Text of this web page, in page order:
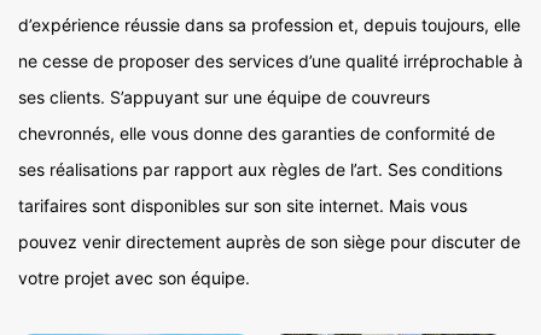
d’expérience réussie dans sa profession et, depuis toujours, elle
ne cesse de proposer des services d’une qualité irréprochable à
ses clients. S’appuyant sur une équipe de couvreurs
chevronnés, elle vous donne des garanties de conformité de
ses réalisations par rapport aux règles de l’art. Ses conditions
tarifaires sont disponibles sur son site internet. Mais vous
pouvez venir directement auprès de son siège pour discuter de
votre projet avec son équipe.